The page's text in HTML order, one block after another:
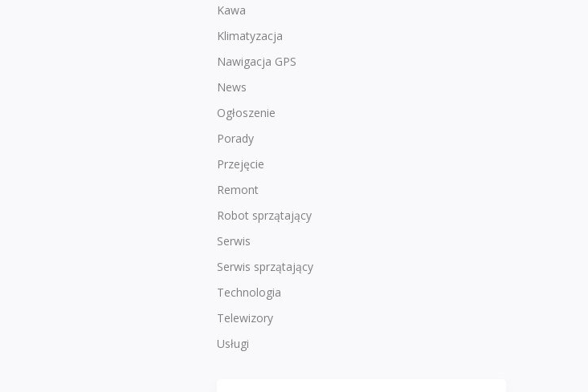
Kawa
Klimatyzacja
Nawigacja GPS
News
Ogłoszenie
Porady
Przejęcie
Remont
Robot sprzątający
Serwis
Serwis sprzątający
Technologia
Telewizory
Usługi